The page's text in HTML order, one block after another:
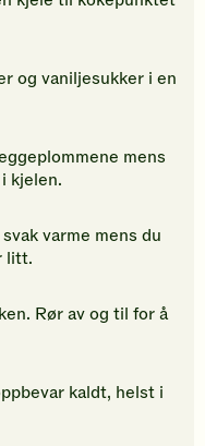
å
og vaniljesukker i en
mens
kjelen.
varme mens du
litt.
Rør av og til for å
kaldt, helst i